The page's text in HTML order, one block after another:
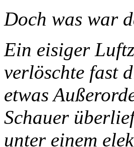
Doch was war
Ein eisiger
verlöschte fast
etwas
Schauer
unter einem